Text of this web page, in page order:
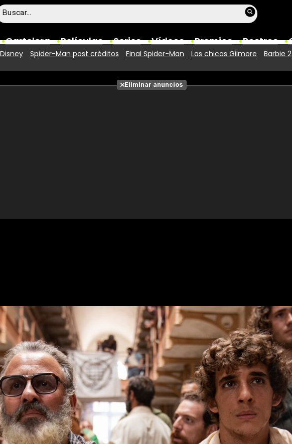
Cartelera Películas Series Vídeos Premios Rostros
Taquilla
Fotos
Spider-Man post créditos Final Spider-Man Las chicas Gilmore Barbie 2
Eliminar anuncios